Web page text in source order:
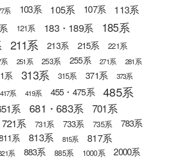
系 103系 105系 107系 113系
121系 183・189系 185系
211系 213系 215系 221系
251系 253系 255系 271系
281系
系 313系 315系 371系 373系
417系 419系 455・475系 485系
系 681・683系 701系
721系 731系 733系 735系 783系
系 813系 815系 817系
系 883系 885系 1000系 2000系